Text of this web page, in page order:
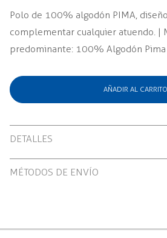
Polo de 100% algodón PIMA,
complementar cualquier atuendo. |
predominante: 100% Algodón Pima
AÑADIR AL CARRITO
DETALLES
Polo de 100% algodón PIMA,
MÉTODOS DE ENVÍO
Envío a domicilio: S/12.00 soles